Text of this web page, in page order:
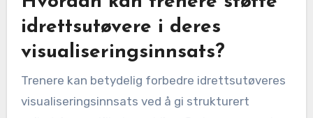
Hvilke vanlige feil bør
idrettsutøvere unngå når de
bruker visualisering?